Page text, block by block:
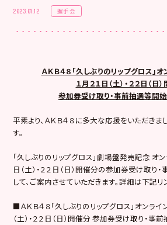
2023.01.12 握手会
ＡＫＢ４８「久しぶりのリップグロス」
１月２１日（土）・２２日（日
参加券受け取り・事前抽選等開
平素より、ＡＫＢ４８に多大な応援をいただきま
す。
「久しぶりのリップグロス」劇場盤発売記念 オ
日（土）・２２日（日）開催分の参加券受け取り
して、ご案内させていただきます。詳細は下記リ
■ＡＫＢ４８「久しぶりのリップグロス」オンライ
（土）・２２日（日）開催分 参加券受け取り・